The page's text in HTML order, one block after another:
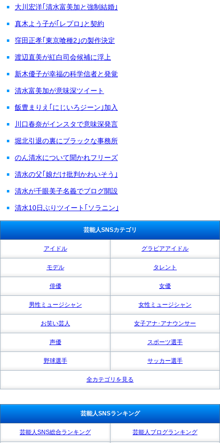
大川宏洋｢清水富美加と強制結婚｣
真木よう子が｢レプロ｣と契約
窪田正孝｢東京喰種2｣の製作決定
渡辺直美が紅白司会候補に浮上
新木優子が幸福の科学信者と発覚
清水富美加が意味深ツイート
飯豊まりえ｢にじいろジーン｣加入
川口春奈がインスタで意味深発言
堀北引退の裏にブラックな事務所
のん清水について聞かれフリーズ
清水の父｢娘だけ批判かわいそう｣
清水が千眼美子名義でブログ開設
清水10日ぶりツイート｢ソラニン｣
芸能人SNSカテゴリ
アイドル グラビアアイドル
モデル タレント
俳優 女優
男性ミュージシャン 女性ミュージシャン
お笑い芸人 女子アナ･アナウンサー
声優 スポーツ選手
野球選手 サッカー選手
全カテゴリを見る
芸能人SNSランキング
芸能人SNS総合ランキング 芸能人ブログランキング